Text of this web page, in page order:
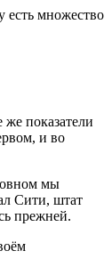
есть множество
же показатели
и во
мы
Сити, штат
прежней.